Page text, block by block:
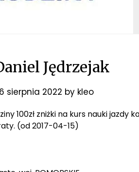
Jędrzejak
sierpnia 2022 by kleo
100zł zniżki na kurs nauki jazdy
(od 2017-04-15)